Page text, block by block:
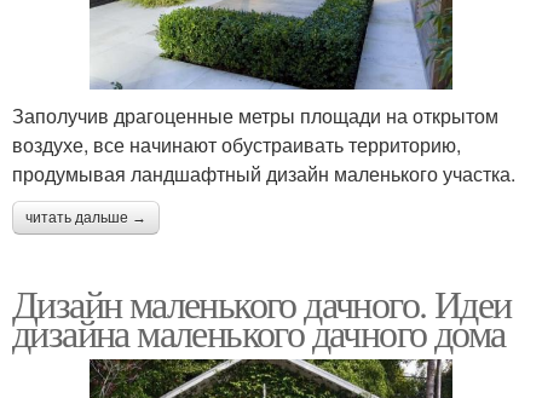
Заполучив драгоценные метры площади на открытом
воздухе, все начинают обустраивать территорию,
продумывая ландшафтный дизайн маленького участка.
читать дальше →
Дизайн маленького дачного. Идеи
дизайна маленького дачного дома